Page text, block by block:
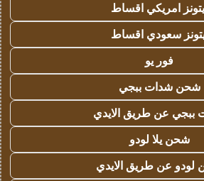
امريكي اقساط
سعودي اقساط
فور يو
شحن شدات ببجي
ببجي عن طريق الايدي
شحن يلا لودو
عن طريق الايدي